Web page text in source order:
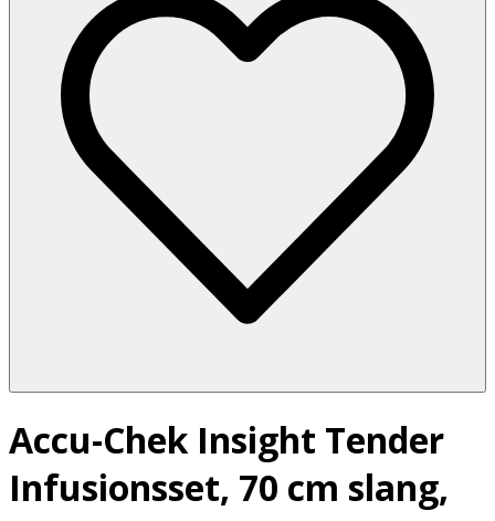
Accu-Chek Insight Tender
Infusionsset, 70 cm slang,